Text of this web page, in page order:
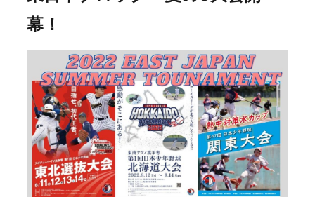
幕！